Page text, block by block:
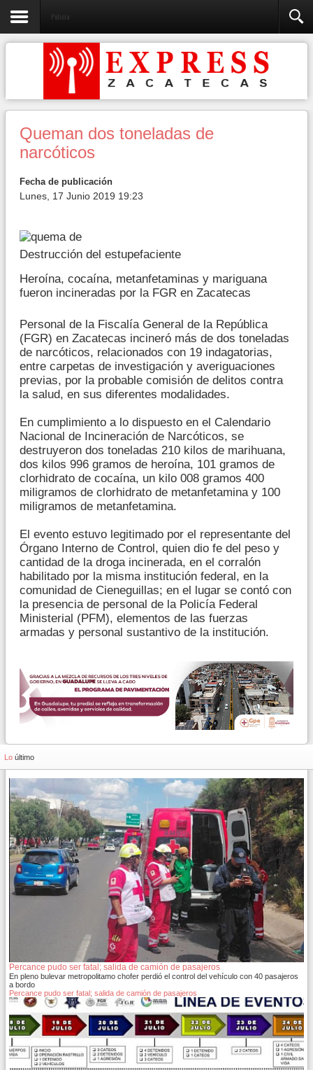
Policia
Queman dos toneladas de
narcóticos
Fecha de publicación
Lunes, 17 Junio 2019 19:23
Destrucción del estupefaciente
Heroína, cocaína, metanfetaminas y mariguana
fueron incineradas por la FGR en Zacatecas
Personal de la Fiscalía General de la República
(FGR) en Zacatecas incineró más de dos toneladas
de narcóticos, relacionados con 19 indagatorias,
entre carpetas de investigación y averiguaciones
previas, por la probable comisión de delitos contra
la salud, en sus diferentes modalidades.
En cumplimiento a lo dispuesto en el Calendario
Nacional de Incineración de Narcóticos, se
destruyeron dos toneladas 210 kilos de marihuana,
dos kilos 996 gramos de heroína, 101 gramos de
clorhidrato de cocaína, un kilo 008 gramos 400
miligramos de clorhidrato de metanfetamina y 100
miligramos de metanfetamina.
El evento estuvo legitimado por el representante del
Órgano Interno de Control, quien dio fe del peso y
cantidad de la droga incinerada, en el corralón
habilitado por la misma institución federal, en la
comunidad de Cieneguillas; en el lugar se contó con
la presencia de personal de la Policía Federal
Ministerial (PFM), elementos de las fuerzas
armadas y personal sustantivo de la institución.
Lo último
Percance pudo ser fatal; salida de camión de pasajeros
En pleno bulevar metropolitamo chofer perdió el control del vehículo con 40 pasajeros
a bordo
Percance pudo ser fatal; salida de camión de pasajeros